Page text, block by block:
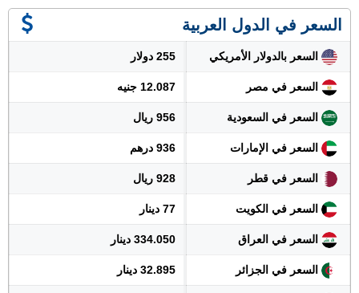
السعر في الدول العربية
السعر بالدولار الأمريكي 255 دولار
السعر في مصر 12.087 جنيه
السعر في السعودية 956 ريال
السعر في الإمارات 936 درهم
السعر في قطر 928 ريال
السعر في الكويت 77 دينار
السعر في العراق 334.050 دينار
السعر في الجزائر 32.895 دينار